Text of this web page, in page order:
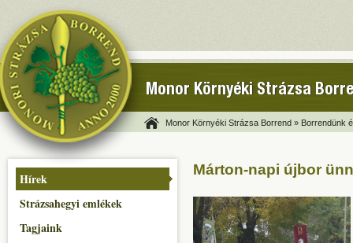
Monor Környéki Strázsa
Monor Környéki Strázsa Borrend » Borrendünk
Hírek
Strázsahegyi emlékek
Tagjaink
Márton-napi újbor